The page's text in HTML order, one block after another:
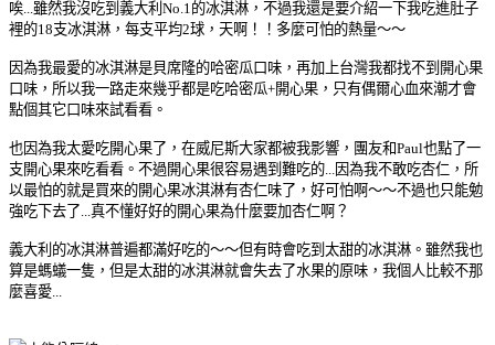
唉...雖然我沒吃到義大利No.1的冰淇淋，不過我還是要介紹一下我吃進肚子
裡的18支冰淇淋，每支平均2球，天啊！！多麼可怕的熱量～～
因為我最愛的冰淇淋是貝席隆的哈密瓜口味，再加上台灣我都找不到開心果
口味，所以我一路走來幾乎都是吃哈密瓜+開心果，只有偶爾心血來潮才會
點個其它口味來試看看。
也因為我太愛吃開心果了，在威尼斯大家都被我影響，團友和Paul也點了一
支開心果來吃看看。不過開心果很容易遇到難吃的...因為我不敢吃杏仁，所
以最怕的就是買來的開心果冰淇淋有杏仁味了，好可怕啊～～不過也只能勉
強吃下去了...真不懂好好的開心果為什麼要加杏仁啊？
義大利的冰淇淋普遍都滿好吃的～～但有時會吃到太甜的冰淇淋。雖然我也
算是螞蟻一隻，但是太甜的冰淇淋就會失去了水果的原味，我個人比較不那
麼喜愛...